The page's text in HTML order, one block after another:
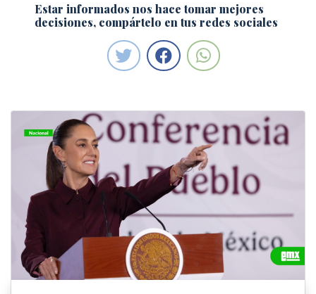
Estar informados nos hace tomar mejores
decisiones, compártelo en tus redes sociales